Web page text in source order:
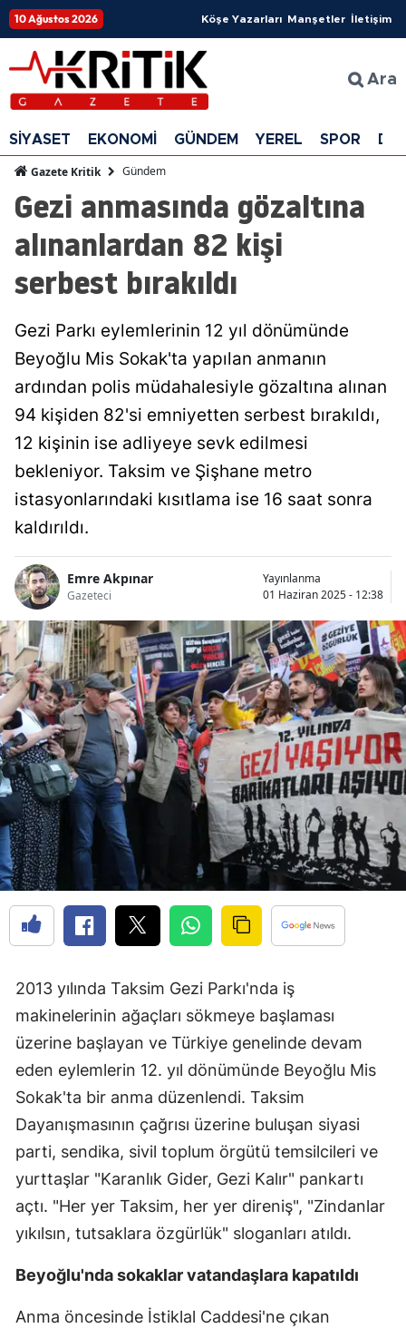
10 Ağustos 2026 Köşe Yazarları Manşetler İletişim
Ara
SİYASET EKONOMİ GÜNDEM YEREL SPOR
Gazete Kritik Gündem
Gezi anmasında gözaltına
alınanlardan 82 kişi
serbest bırakıldı
Gezi Parkı eylemlerinin 12 yıl dönümünde
Beyoğlu Mis Sokak'ta yapılan anmanın
ardından polis müdahalesiyle gözaltına alınan
94 kişiden 82'si emniyetten serbest bırakıldı,
12 kişinin ise adliyeye sevk edilmesi
bekleniyor. Taksim ve Şişhane metro
istasyonlarındaki kısıtlama ise 16 saat sonra
kaldırıldı.
Emre Akpınar
Gazeteci
Yayınlanma
01 Haziran 2025 - 12:38
2013 yılında Taksim Gezi Parkı'nda iş
makinelerinin ağaçları sökmeye başlaması
üzerine başlayan ve Türkiye genelinde devam
eden eylemlerin 12. yıl dönümünde Beyoğlu Mis
Sokak'ta bir anma düzenlendi. Taksim
Dayanışmasının çağrısı üzerine buluşan siyasi
parti, sendika, sivil toplum örgütü temsilcileri ve
yurttaşlar "Karanlık Gider, Gezi Kalır" pankartı
açtı. "Her yer Taksim, her yer direniş", "Zindanlar
yıkılsın, tutsaklara özgürlük" sloganları atıldı.
Beyoğlu'nda sokaklar vatandaşlara kapatıldı
Anma öncesinde İstiklal Caddesi'ne çıkan